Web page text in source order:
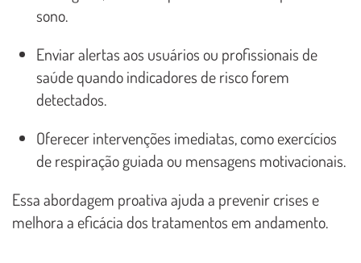
sono.
Enviar alertas aos usuários ou profissionais de
saúde quando indicadores de risco forem
detectados.
Oferecer intervenções imediatas, como exercícios
de respiração guiada ou mensagens motivacionais.
Essa abordagem proativa ajuda a prevenir crises e
melhora a eficácia dos tratamentos em andamento.